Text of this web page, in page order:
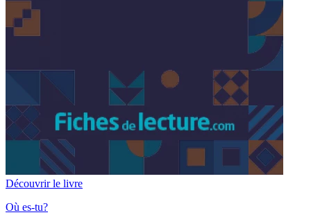
Découvrir le livre
Où es-tu?